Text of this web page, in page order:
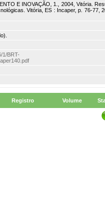
E INOVAÇÃO, 1., 2004, Vitória.
Vitória, ES : Incaper, p. 76-77,
1/BRT-
Registro Volume